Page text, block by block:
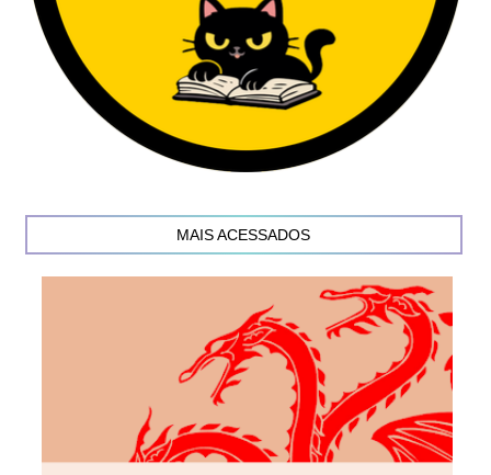
MAIS ACESSADOS